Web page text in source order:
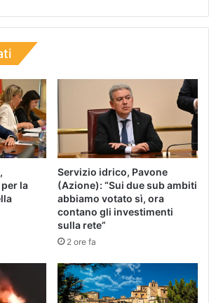
la
Servizio idrico, Pavone
(Azione): “Sui due sub ambiti
abbiamo votato sì, ora
contano gli investimenti
sulla rete”
2 ore fa